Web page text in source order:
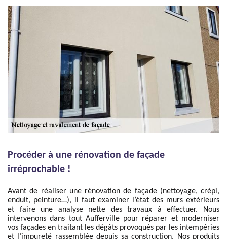
Procéder à une rénovation de façade
irréprochable !
Avant de réaliser une rénovation de façade (nettoyage, crépi,
enduit, peinture…), il faut examiner l’état des murs extérieurs
et faire une analyse nette des travaux à effectuer. Nous
intervenons dans tout Aufferville pour réparer et moderniser
vos façades en traitant les dégâts provoqués par les intempéries
et l’impureté rassemblée depuis sa construction. Nos produits